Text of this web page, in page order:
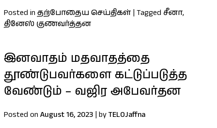
Posted in தற்போதைய செய்திகள் | Tagged சீனா,
தினேஸ் குணவர்த்தன
இனவாதம் மதவாதத்தை
தூண்டுபவர்களை கட்டுப்படுத்த
வேண்டும் – வஜிர அபேவர்தன
Posted on August 16, 2023 | byTELOJaffna